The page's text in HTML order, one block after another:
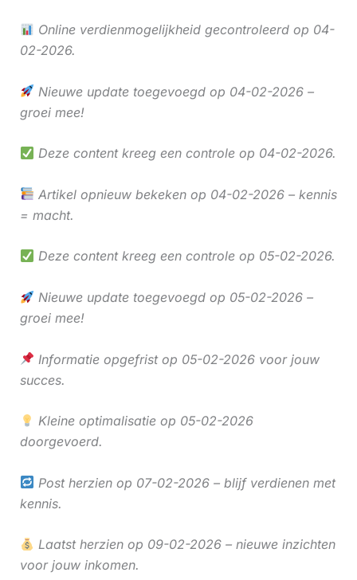
Online verdienmogelijkheid gecontroleerd op 04-
02-2026.
Nieuwe update toegevoegd op 04-02-2026 –
groei mee!
Deze content kreeg een controle op 04-02-2026.
Artikel opnieuw bekeken op 04-02-2026 – kennis
= macht.
Deze content kreeg een controle op 05-02-2026.
Nieuwe update toegevoegd op 05-02-2026 –
groei mee!
Informatie opgefrist op 05-02-2026 voor jouw
succes.
Kleine optimalisatie op 05-02-2026
doorgevoerd.
Post herzien op 07-02-2026 – blijf verdienen met
kennis.
Laatst herzien op 09-02-2026 – nieuwe inzichten
voor jouw inkomen.